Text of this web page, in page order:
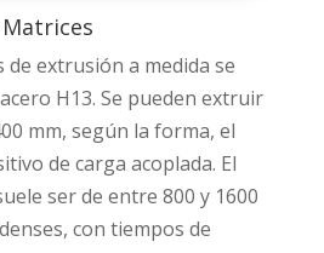
de extrusión a medida se
H13. Se pueden extruir
mm, según la forma, el
de carga acoplada. El
ser de entre 800 y 1600
con tiempos de